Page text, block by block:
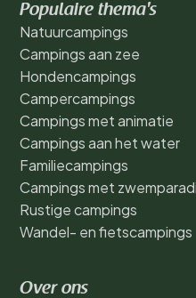
Populaire thema's
Natuurcampings
Campings aan zee
Hondencampings
Campercampings
Campings met animatie
Campings aan het water
Familiecampings
Campings met
Rustige campings
Wandel- en fietscampings
Over ons